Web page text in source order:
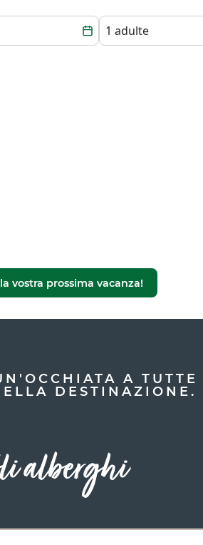
vostra prossima vacanza!
A TUTTE
DESTINAZIONE.
alberghi